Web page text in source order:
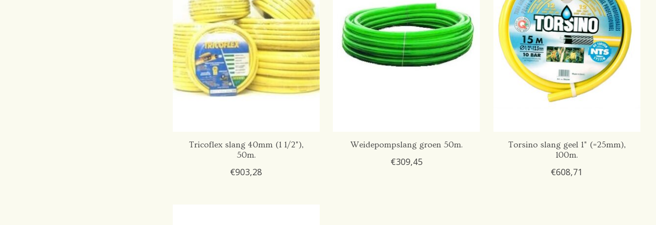
Tricoflex slang 40mm (1 1/2"),
50m.
€903,28
Weidepompslang groen 50m.
€309,45
Torsino slang geel 1" (=25mm),
100m.
€608,71